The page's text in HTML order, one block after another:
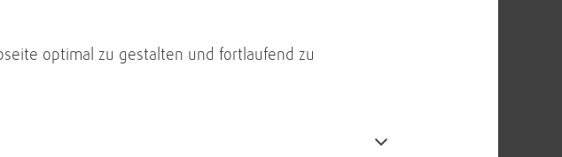
optimal zu gestalten und fortlaufend zu
Teil der VJTF sein wird, an verschiedenen